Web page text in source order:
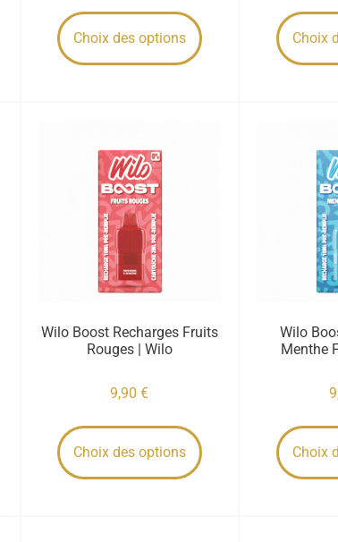
Choix des options Choix
Wilo Boost Recharges Fruits
Rouges | Wilo
9,90€
Choix des options
Wilo
Menthe
Choix